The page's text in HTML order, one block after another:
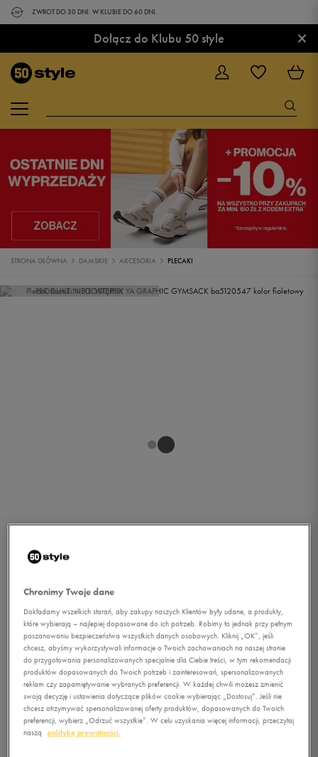
ZWROT DO 30 DNI. W KLUBIE DO 60 DNI.
Dołącz do Klubu 50 style ×
STRONA GŁÓWNA DAMSKIE AKCESORIA PLECAKI
PRODUKT NIEDOSTĘPNY
NIKE WOREK YA GRAPHIC
GYMSACK
0.0 (0 )
29,99złz Vat
+ 150 PKT WKLUBIE 50 STYLE
Chronimy Twoje dane
Dokładamy wszelkich starań, aby zakupy naszych Klientów były udane, a produkty,
które wybierają – najlepiej dopasowane do ich potrzeb. Robimy to jednak przy pełnym
poszanowaniu bezpieczeństwa wszystkich danych osobowych. Kliknij „OK”, jeśli
chcesz, abyśmy wykorzystywali informacje o Twoich zachowaniach na naszej stronie
do przygotowania personalizowanych specjalnie dla Ciebie treści, w tym rekomendacji
produktów dopasowanych do Twoich potrzeb i zainteresowań, spersonalizowanych
reklam czy zapamiętywanie wybranych preferencji. W każdej chwili możesz zmienić
swoją decyzję i ustawienia dotyczące plików cookie wybierając „Dostosuj”. Jeśli nie
chcesz otrzymywać spersonalizowanej oferty produktów, dopasowanych do Twoich
preferencji, wybierz „Odrzuć wszystkie”. W celu uzyskania więcej informacji, przeczytaj
naszą politykę prywatności.